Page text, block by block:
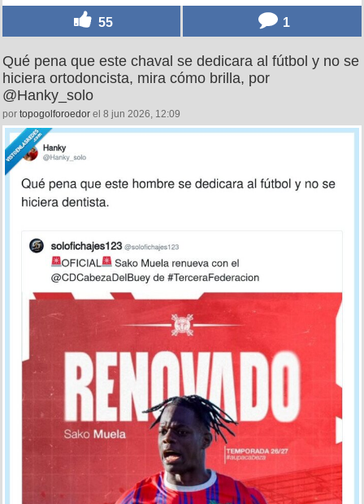
55 1
Qué pena que este chaval se dedicara al fútbol y no se
hiciera ortodoncista, mira cómo brilla, por
@Hanky_solo
por topogolforoedor el 8 jun 2026, 12:09